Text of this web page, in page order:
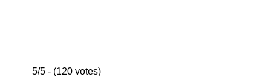
5/5 - (120 votes)